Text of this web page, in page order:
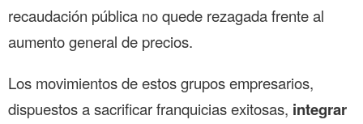
recaudación pública no quede rezagada frente al
aumento general de precios.
Los movimientos de estos grupos empresarios,
dispuestos a sacrificar franquicias exitosas, integrar